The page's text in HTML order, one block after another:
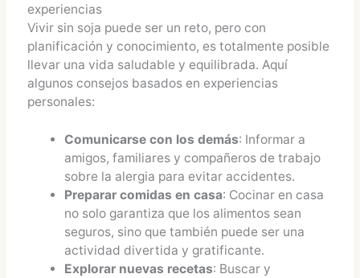
experiencias
Vivir sin soja puede ser un reto, pero con
planificación y conocimiento, es totalmente posible
llevar una vida saludable y equilibrada. Aquí
algunos consejos basados en experiencias
personales:
Comunicarse con los demás: Informar a
amigos, familiares y compañeros de trabajo
sobre la alergia para evitar accidentes.
Preparar comidas en casa: Cocinar en casa
no solo garantiza que los alimentos sean
seguros, sino que también puede ser una
actividad divertida y gratificante.
Explorar nuevas recetas: Buscar y